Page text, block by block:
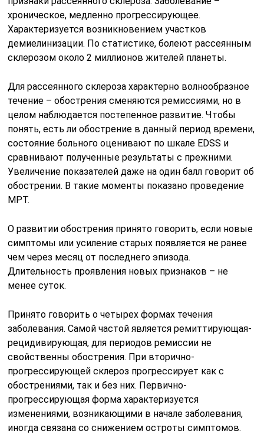
хроническое, медленно прогрессирующее.
Характеризуется возникновением участков
демиелинизации. По статистике, болеют рассеянным
склерозом около 2 миллионов жителей планеты.
Для рассеянного склероза характерно волнообразное
течение – обострения сменяются ремиссиями, но в
целом наблюдается постепенное развитие. Чтобы
понять, есть ли обострение в данный период времени,
состояние больного оценивают по шкале EDSS и
сравнивают полученные результаты с прежними.
Увеличение показателей даже на один балл говорит об
обострении. В такие моменты показано проведение
МРТ.
О развитии обострения принято говорить, если новые
симптомы или усиление старых появляется не ранее
чем через месяц от последнего эпизода.
Длительность проявления новых признаков – не
менее суток.
Принято говорить о четырех формах течения
заболевания. Самой частой является ремиттирующая-
рецидивирующая, для периодов ремиссии не
свойственны обострения. При вторично-
прогрессирующей склероз прогрессирует как с
обострениями, так и без них. Первично-
прогрессирующая форма характеризуется
изменениями, возникающими в начале заболевания,
иногда связана со снижением остроты симптомов.